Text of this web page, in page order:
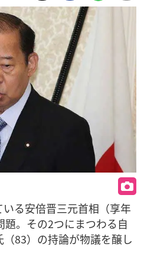
る安倍晋三元首相（享年
。その2つにまつわる自
83）の持論が物議を醸し